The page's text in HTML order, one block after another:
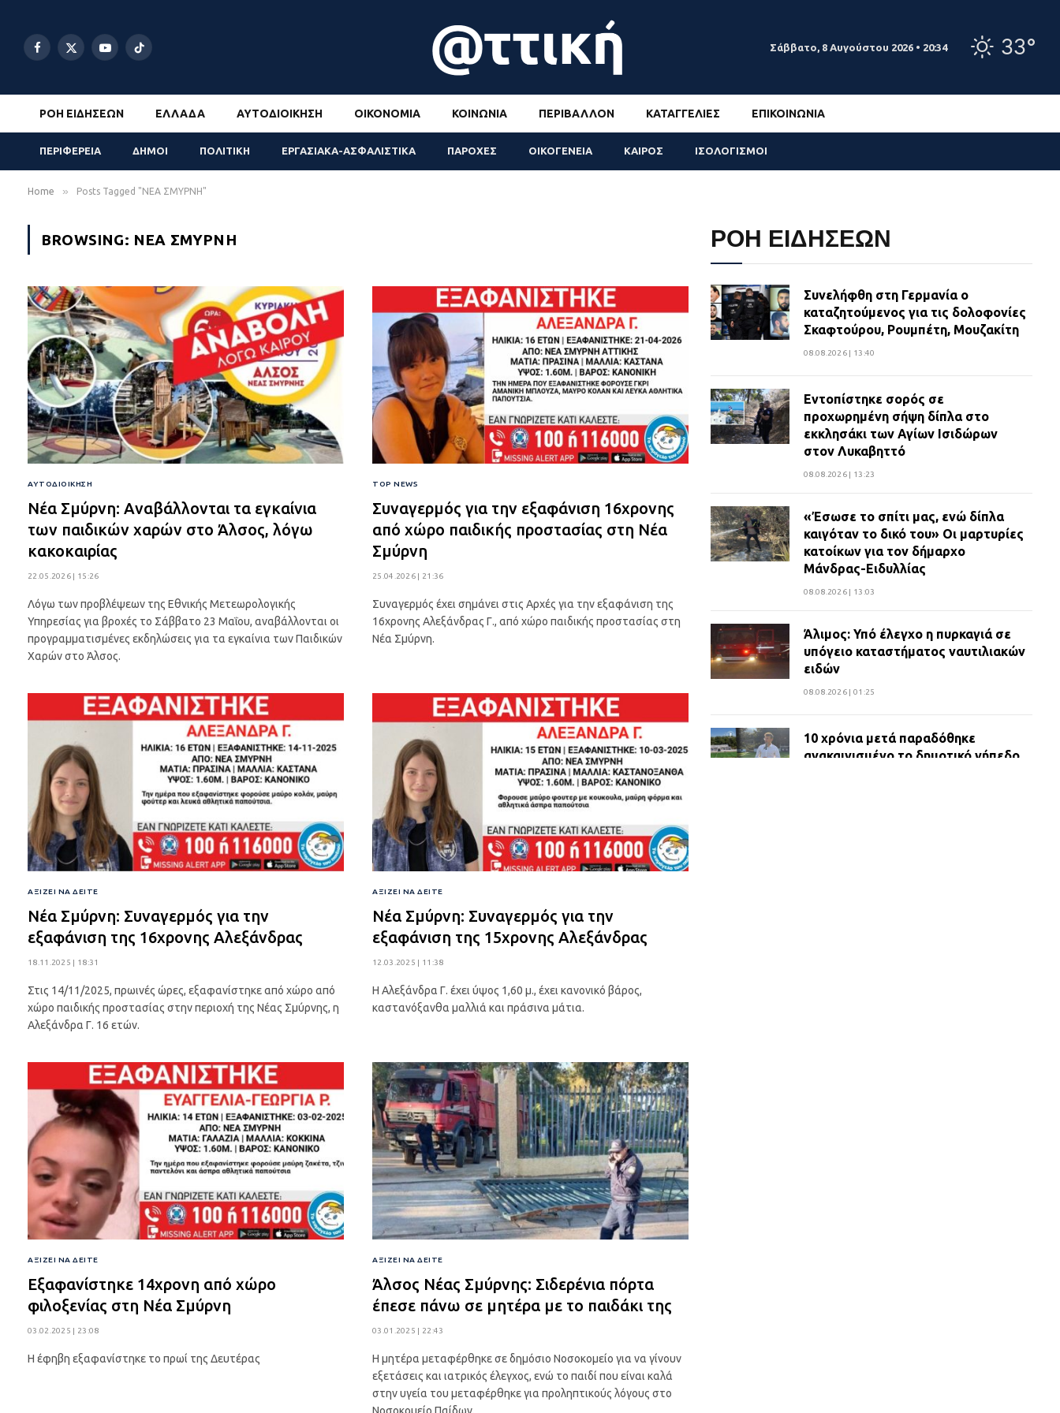
Facebook
X
YouTubeTikTok
Σάββατο, 8 Αυγούστου 2026 • 20:34 33°
ΡΟΉ ΕΙΔΉΣΕΩΝ ΕΛΛΆΔΑ ΑΥΤΟΔΙΟΊΚΗΣΗ ΟΙΚΟΝΟΜΊΑ ΚΟΙΝΩΝΊΑ ΠΕΡΙΒΆΛΛΟΝ ΚΑΤΑΓΓΕΛΊΕΣ ΕΠΙΚΟΙΝΩΝΊΑ
ΠΕΡΙΦΕΡΕΙΑ ΔΗΜΟΙ ΠΟΛΙΤΙΚΗ ΕΡΓΑΣΙΑΚΑ-ΑΣΦΑΛΙΣΤΙΚΑ ΠΑΡΟΧΕΣ ΟΙΚΟΓΕΝΕΙΑ ΚΑΙΡΟΣ ΙΣΟΛΟΓΙΣΜΟΙ
Home » Posts Tagged "ΝΕΑ ΣΜΥΡΝΗ"
BROWSING: ΝΕΑ ΣΜΥΡΝΗ
ΑΥΤΟΔΙΟΊΚΗΣΗ
Νέα Σμύρνη: Αναβάλλονται τα εγκαίνια
των παιδικών χαρών στο Άλσος, λόγω
κακοκαιρίας
22.05.2026 | 15:26
Λόγω των προβλέψεων της Εθνικής Μετεωρολογικής
Υπηρεσίας για βροχές το Σάββατο 23 Μαΐου, αναβάλλονται οι
προγραμματισμένες εκδηλώσεις για τα εγκαίνια των Παιδικών
Χαρών στο Άλσος.
TOP NEWS
Συναγερμός για την εξαφάνιση 16χρονης
από χώρο παιδικής προστασίας στη Νέα
Σμύρνη
25.04.2026 | 21:36
Συναγερμός έχει σημάνει στις Αρχές για την εξαφάνιση της
16χρονης Αλεξάνδρας Γ., από χώρο παιδικής προστασίας στη
Νέα Σμύρνη.
ΑΞΊΖΕΙ ΝΑ ΔΕΊΤΕ
Νέα Σμύρνη: Συναγερμός για την
εξαφάνιση της 16χρονης Αλεξάνδρας
18.11.2025 | 18:31
Στις 14/11/2025, πρωινές ώρες, εξαφανίστηκε από χώρο από
χώρο παιδικής προστασίας στην περιοχή της Νέας Σμύρνης, η
Αλεξάνδρα Γ. 16 ετών.
ΑΞΊΖΕΙ ΝΑ ΔΕΊΤΕ
Νέα Σμύρνη: Συναγερμός για την
εξαφάνιση της 15χρονης Αλεξάνδρας
12.03.2025 | 11:38
Η Αλεξάνδρα Γ. έχει ύψος 1,60 μ., έχει κανονικό βάρος,
καστανόξανθα μαλλιά και πράσινα μάτια.
ΑΞΊΖΕΙ ΝΑ ΔΕΊΤΕ
Εξαφανίστηκε 14χρονη από χώρο
φιλοξενίας στη Νέα Σμύρνη
03.02.2025 | 23:08
Η έφηβη εξαφανίστηκε το πρωί της Δευτέρας
ΑΞΊΖΕΙ ΝΑ ΔΕΊΤΕ
Άλσος Νέας Σμύρνης: Σιδερένια πόρτα
έπεσε πάνω σε μητέρα με το παιδάκι της
03.01.2025 | 22:43
Η μητέρα μεταφέρθηκε σε δημόσιο Νοσοκομείο για να γίνουν
εξετάσεις και ιατρικός έλεγχος, ενώ το παιδί που είναι καλά
στην υγεία του μεταφέρθηκε για προληπτικούς λόγους στο
ΡΟΗ ΕΙΔΗΣΕΩΝ
Συνελήφθη στη Γερμανία ο
καταζητούμενος για τις δολοφονίες
Σκαφτούρου, Ρουμπέτη, Μουζακίτη
08.08.2026 | 13:40
Εντοπίστηκε σορός σε
προχωρημένη σήψη δίπλα στο
εκκλησάκι των Αγίων Ισιδώρων
στον Λυκαβηττό
08.08.2026 | 13:23
«Έσωσε το σπίτι μας, ενώ δίπλα
καιγόταν το δικό του» Οι μαρτυρίες
κατοίκων για τον δήμαρχο
Μάνδρας-Ειδυλλίας
08.08.2026 | 13:03
Άλιμος: Υπό έλεγχο η πυρκαγιά σε
υπόγειο καταστήματος ναυτιλιακών
ειδών
08.08.2026 | 01:25
10 χρόνια μετά παραδόθηκε
ανακαινισμένο το δημοτικό γήπεδο